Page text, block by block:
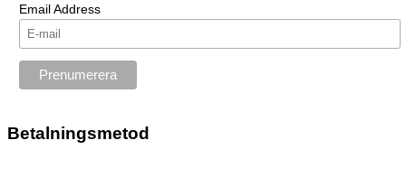
Email Address
Betalningsmetod